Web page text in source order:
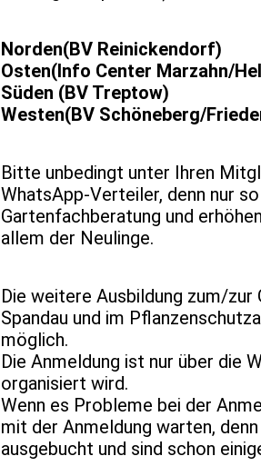
Norden(BV
Osten(Info Center Marzahn/
Süden (BV
Westen(BV Schöneberg/
Bitte unbedingt unter Ihren
WhatsApp-Verteiler, denn nur
Gartenfachberatung und
allem der Neulinge.
Die weitere Ausbildung zum/
Spandau und im
möglich.
Die Anmeldung ist nur über die
organisiert wird.
Wenn es Probleme bei der
mit der Anmeldung warten,
ausgebucht und sind schon